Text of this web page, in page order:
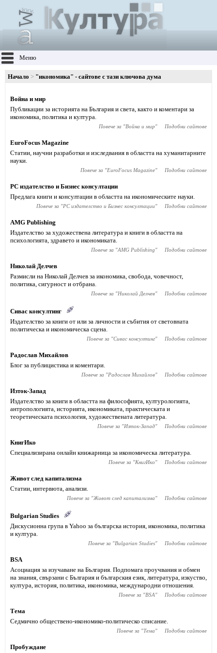
Меню
Начало "икономика" - сайтове с тази ключова дума
Война и мир
Публикации за историята на България и света, както и коментари за
икономика, политика и култура.
Повече за "Война и мир" Подобни сайтове
EuroFocus Magazine
Статии, научни разработки и изследвания в областта на хуманитарните
науки.
Повече за "EuroFocus Magazine" Подобни сайтове
РС издателство и Бизнес консултации
Предлага книги и консултации в областта на икономическите науки.
Повече за "РС издателство и Бизнес консултации" Подобни сайтове
AMG Publishing
Издателство за художествена литература и книги в областта на
психологията, здравето и икономиката.
Повече за "AMG Publishing" Подобни сайтове
Николай Делчев
Размисли на Николай Делчев за икономика, свобода, човечност,
политика, сигурност и отбрана.
Повече за "Николай Делчев" Подобни сайтове
Сивас консултинг
Издателство за книги от или за личности и събития от световната
политическа и икономическа сцена.
Повече за "Сивас консултинг" Подобни сайтове
Радослав Михайлов
Блог за публицистика и коментари.
Повече за "Радослав Михайлов" Подобни сайтове
Изток-Запад
Издателство за книги в областта на философията, културологията,
антропологията, историята, икономиката, практическата и
теоретическата психология, художествената литература.
Повече за "Изток-Запад" Подобни сайтове
КнигИко
Специализирана онлайн книжарница за икономическа литература.
Повече за "КнигИко" Подобни сайтове
Живот след капитализма
Статии, интервюта, анализи.
Повече за "Живот след капитализма" Подобни сайтове
Bulgarian Studies
Дискусионна група в Yahoo за българска история, икономика, политика
и култура.
Повече за "Bulgarian Studies" Подобни сайтове
BSA
Асоциация за изучаване на България. Подпомага проучвания и обмен
на знания, свързани с България и българския език, литература, изкуство,
култура, история, политика, икономика, международни отношения.
Повече за "BSA" Подобни сайтове
Тема
Седмично обществено-икономико-политическо списание.
Повече за "Тема" Подобни сайтове
Пробуждане